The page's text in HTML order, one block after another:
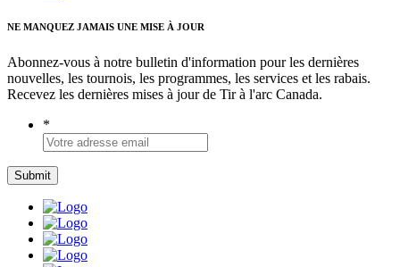
NE MANQUEZ JAMAIS UNE MISE À JOUR
Abonnez-vous à notre bulletin d'information pour les dernières
nouvelles, les tournois, les programmes, les services et les rabais.
Recevez les dernières mises à jour de Tir à l'arc Canada.
*